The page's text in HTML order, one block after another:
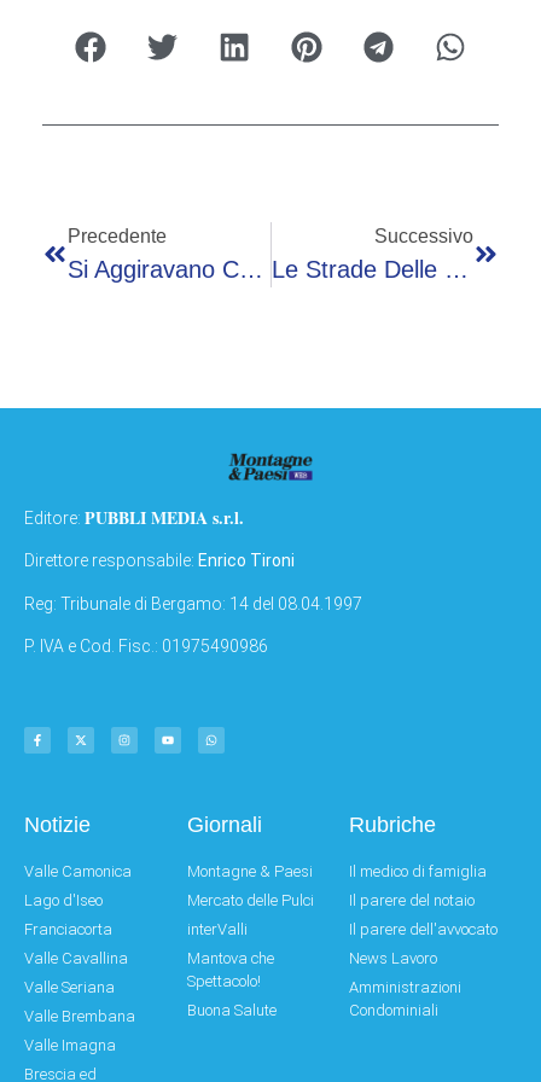
Precedente
Si Aggiravano Con Fare Sospetto Tra Le Abitazioni Di Capriolo. Intercettati Da Due Carabinieri Fuori Servizio
Successivo
Le Strade Delle Valli Bergamasche: Inutile Farsi Delle Illusioni
Editore: PUBBLI MEDIA s.r.l.
Direttore responsabile: Enrico Tironi
Reg: Tribunale di Bergamo: 14 del 08.04.1997
P. IVA e Cod. Fisc.: 01975490986
Notizie
Valle Camonica
Lago d'Iseo
Franciacorta
Valle Cavallina
Valle Seriana
Valle Brembana
Valle Imagna
Brescia ed
Giornali
Montagne & Paesi
Mercato delle Pulci
interValli
Mantova che
Spettacolo!
Buona Salute
Rubriche
Il medico di famiglia
Il parere del notaio
Il parere dell'avvocato
News Lavoro
Amministrazioni
Condominiali